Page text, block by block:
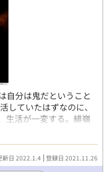
分は鬼だということ
していたはずなのに、
生活が一変する。緋嶺
活する前の記憶がない
写、流血シーン多いの
ノベルズ、fujossyにも掲
新日 2022.1.4 登録日 2021.11.26